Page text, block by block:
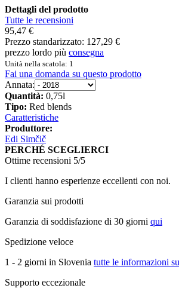
Dettagli del prodotto
Tutte le recensioni
95,47 €
Prezzo standarizzato: 127,29 €
prezzo lordo più consegna
Unità nella scatola: 1
Fai una domanda su questo prodotto
Annata:
Quantità: 0,75l
Tipo: Red blends
Caratteristiche
Produttore:
Edi Simčič
PERCHÉ SCEGLIERCI
Ottime recensioni 5/5
I clienti hanno esperienze eccellenti con noi.
Garanzia sui prodotti
Garanzia di soddisfazione di 30 giorni qui
Spedizione veloce
1 - 2 giorni in Slovenia tutte le informazioni
Supporto eccezionale